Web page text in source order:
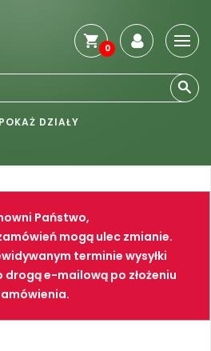
0
POKAŻ DZIAŁY
SPAWALNICTWO
PNEUMATYKA
Państwo,
mogą ulec zmianie.
terminie wysyłki
e-mailową po złożeniu